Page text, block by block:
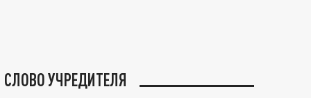
СЛОВО УЧРЕДИТЕЛЯ